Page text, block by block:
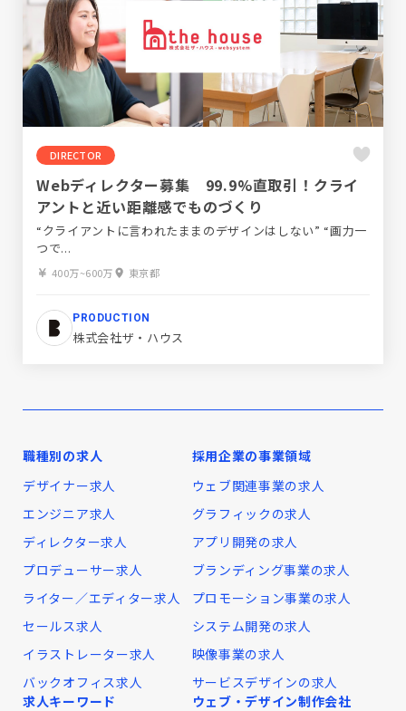
DIRECTOR
Webディレクター募集 99.9%直取引！クライ
アントと近い距離感でものづくり
“クライアントに言われたままのデザインはしない” “画力一
つで...
400万~600万 東京都
PRODUCTION
株式会社ザ・ハウス
職種別の求人
デザイナー求人
エンジニア求人
ディレクター求人
プロデューサー求人
ライター／エディター求人
セールス求人
イラストレーター求人
バックオフィス求人
採用企業の事業領域
ウェブ関連事業の求人
グラフィックの求人
アプリ開発の求人
ブランディング事業の求人
プロモーション事業の求人
システム開発の求人
映像事業の求人
サービスデザインの求人
求人キーワード
ウェブ・デザイン制作会社